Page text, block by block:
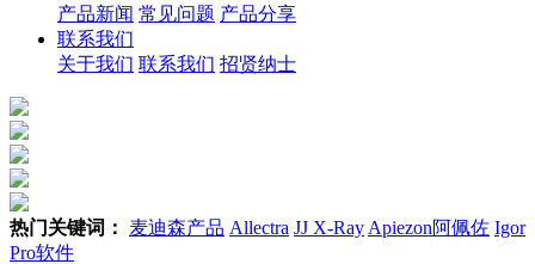
产品新闻 常见问题 产品分享
联系我们
关于我们 联系我们 招贤纳士
热门关键词： 麦迪森产品 Allectra JJ X-Ray Apiezon阿佩佐 Igor
Pro软件